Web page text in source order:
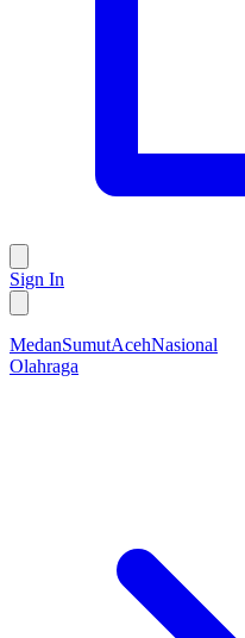
Sign In
MedanSumutAcehNasional
Olahraga